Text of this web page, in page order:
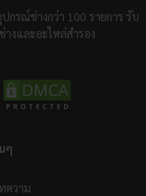
กรณ์ช่างกว่า 100 รายการ รับ
งและอะไหล่สำรอง
ๆ
ความ